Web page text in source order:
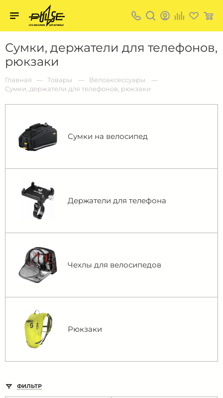
Сумки, держатели для телефонов,
рюкзаки
пульс:
сеть
магазинов
для
активных
в
Барнауле:
Главная Товары
Bелоаксессуары
Сумки, держатели для телефонов, рюкзаки
Сумки на велосипед
Держатели для телефона
Чехлы для велосипедов
Рюкзаки
ФИЛЬТР